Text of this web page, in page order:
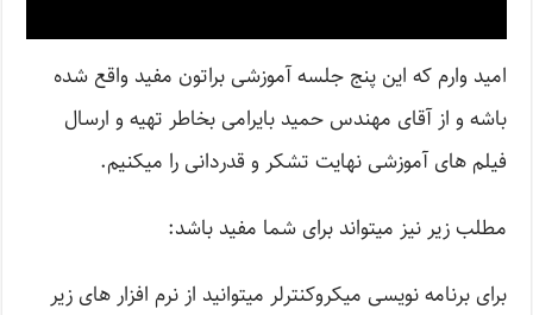
امید وارم که این پنج جلسه آموزشی براتون مفید واقع شده
باشه و از آقای مهندس حمید بایرامی بخاطر تهیه و ارسال
فیلم های آموزشی نهایت تشکر و قدردانی را میکنیم.
مطلب زیر نیز میتواند برای شما مفید باشد:
برای برنامه نویسی میکروکنترلر میتوانید از نرم افزار های زیر